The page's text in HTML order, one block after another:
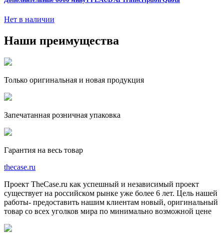
Нет в наличии
Наши преимущества
Только оригинальная и новая продукция
Запечатанная розничная упаковка
Гарантия на весь товар
thecase.ru
Проект TheCase.ru как успешный и независимый проект
существует на российском рынке уже более 6 лет. Цель нашей
работы- предоставить нашим клиентам новый, оригинальный
товар со всех уголков мира по минимально возможной цене